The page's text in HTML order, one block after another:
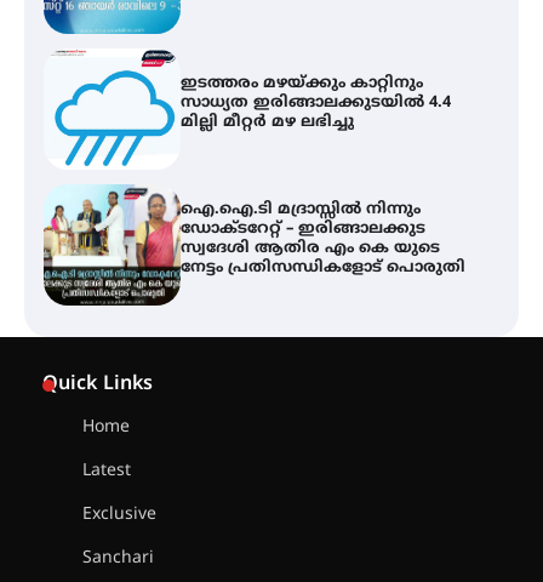
ഇടത്തരം മഴയ്ക്കും കാറ്റിനും
സാധ്യത ഇരിങ്ങാലക്കുടയിൽ 4.4
മില്ലി മീറ്റർ മഴ ലഭിച്ചു
ഐ.ഐ.ടി മദ്രാസ്സിൽ നിന്നും
ഡോക്ടറേറ്റ് – ഇരിങ്ങാലക്കുട
സ്വദേശി ആതിര എം കെ യുടെ
നേട്ടം പ്രതിസന്ധികളോട് പൊരുതി
Quick Links
Home
Latest
Exclusive
Sanchari